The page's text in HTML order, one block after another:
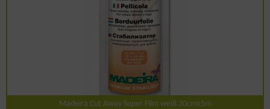
Madeira Cut Away Super Film weiß 30cmx5m